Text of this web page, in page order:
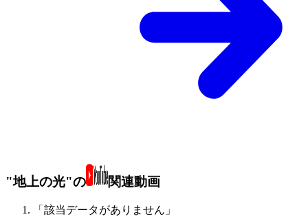
"地上の光"の 関連動画
「該当データがありません」